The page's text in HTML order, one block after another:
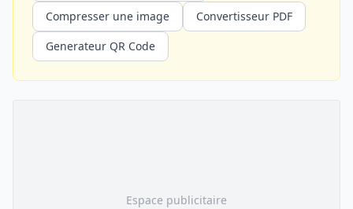
Compresser une image
Convertisseur PDF
Generateur QR Code
Espace publicitaire